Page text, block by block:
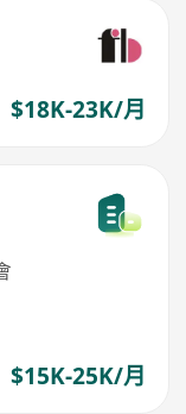
$18K-23K/月
$15K-25K/月